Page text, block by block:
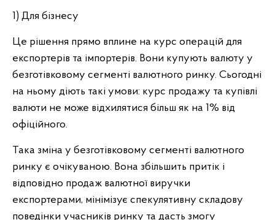
1) Для бізнесу
Це рішення прямо вплине на курс операцій для
експортерів та імпортерів. Вони купують валюту у
безготівковому сегменті валютного ринку. Сьогодні
на ньому діють такі умови: курс продажу та купівлі
валюти не може відхилятися більш як на 1% від
офіційного.
Така зміна у безготівковому сегменті валютного
ринку є очікуваною. Вона збільшить притік і
відповідно продаж валютної виручки
експортерами, мінімізує спекулятивну складову
поведінки учасників ринку та дасть змогу